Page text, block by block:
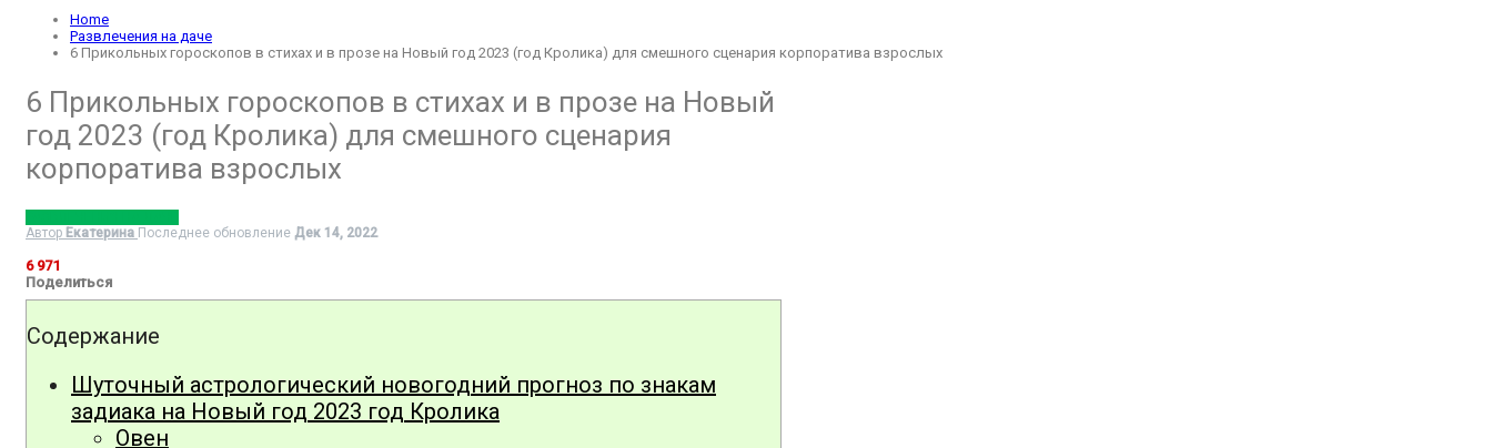
Home
Развлечения на даче
6 Прикольных гороскопов в стихах и в прозе на Новый год 2023 (год Кролика) для смешного сценария корпоратива взрослых
6 Прикольных гороскопов в стихах и в прозе на Новый
год 2023 (год Кролика) для смешного сценария
корпоратива взрослых
Автор Екатерина Последнее обновление Дек 14, 2022
6 971
Поделиться
Содержание
Шуточный астрологический новогодний прогноз по знакам
задиака на Новый год 2023 год Кролика
Овен